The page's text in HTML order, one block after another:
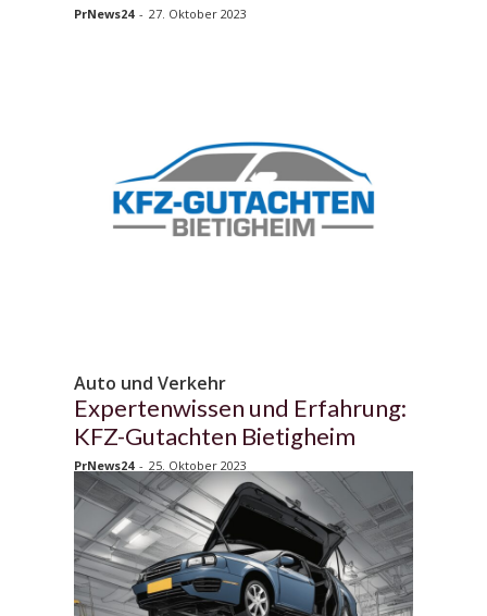
PrNews24 - 27. Oktober 2023
Auto und Verkehr
Expertenwissen und Erfahrung:
KFZ-Gutachten Bietigheim
PrNews24 - 25. Oktober 2023